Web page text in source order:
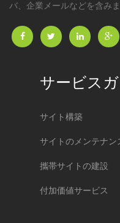
バ、企業メールなどを含みま
サービス
サイト構築
サイトのメンテナン
攜帯サイトの建設
付加価値サービス